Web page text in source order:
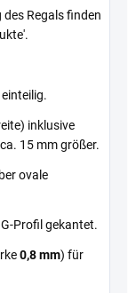
Regals finden
inklusive
15 mm größer.
ovale
G-Profil gekantet.
0,8 mm) für